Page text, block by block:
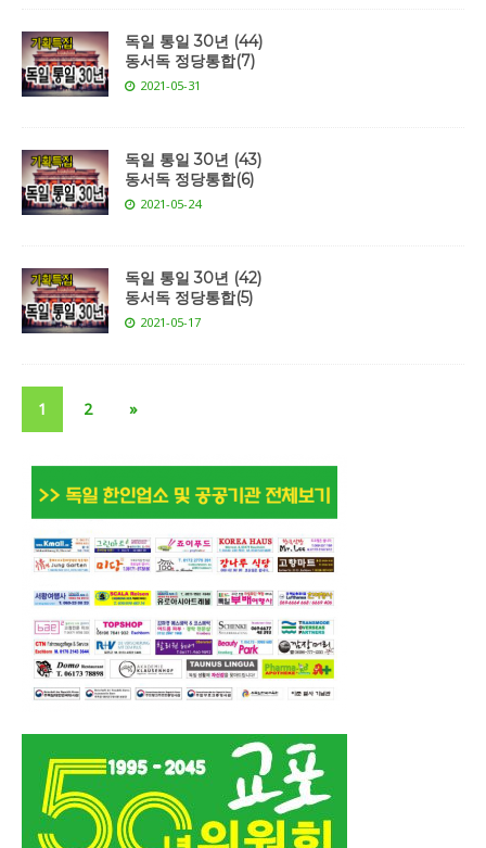
독일 통일 30년 (44)
동서독 정당통합(7)
2021-05-31
독일 통일 30년 (43)
동서독 정당통합(6)
2021-05-24
독일 통일 30년 (42)
동서독 정당통합(5)
2021-05-17
1 2 »